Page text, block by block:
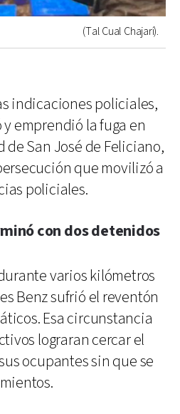
(Tal Cual Chajarí).
indicaciones policiales,
emprendió la fuga en
San José de Feliciano,
que movilizó a
policiales.
con dos detenidos
varios kilómetros
Benz sufrió el reventón
Esa circunstancia
lograran cercar el
ocupantes sin que se